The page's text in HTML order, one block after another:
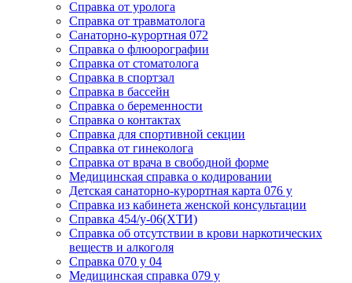
Cправка от уролога
Справка от травматолога
Санаторно-курортная 072
Справка о флюорографии
Справка от стоматолога
Справка в спортзал
Справка в бассейн
Справка о беременности
Справка о контактах
Справка для спортивной секции
Справка от гинеколога
Справка от врача в свободной форме
Медицинская справка о кодировании
Детская санаторно-курортная карта 076 у
Справка из кабинета женской консультации
Справка 454/у-06(ХТИ)
Справка об отсутствии в крови наркотических
веществ и алкоголя
Справка 070 у 04
Медицинская справка 079 у